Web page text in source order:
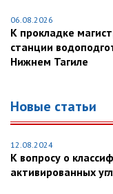
06.08.2026
К прокладке
станции
Нижнем Тагиле
Новые статьи
12.08.2024
К вопросу о
активированных